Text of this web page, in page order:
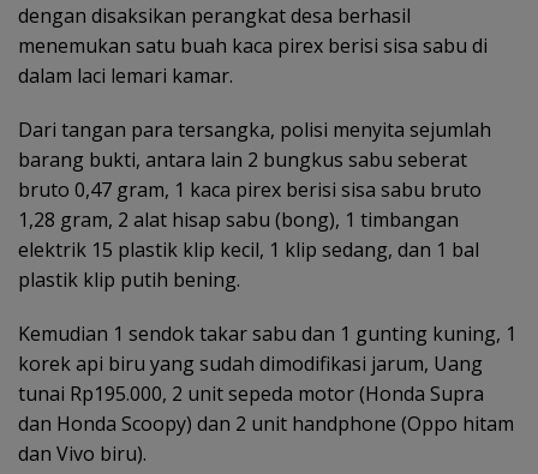
dengan disaksikan perangkat desa berhasil
menemukan satu buah kaca pirex berisi sisa sabu di
dalam laci lemari kamar.
Dari tangan para tersangka, polisi menyita sejumlah
barang bukti, antara lain 2 bungkus sabu seberat
bruto 0,47 gram, 1 kaca pirex berisi sisa sabu bruto
1,28 gram, 2 alat hisap sabu (bong), 1 timbangan
elektrik 15 plastik klip kecil, 1 klip sedang, dan 1 bal
plastik klip putih bening.
Kemudian 1 sendok takar sabu dan 1 gunting kuning, 1
korek api biru yang sudah dimodifikasi jarum, Uang
tunai Rp195.000, 2 unit sepeda motor (Honda Supra
dan Honda Scoopy) dan 2 unit handphone (Oppo hitam
dan Vivo biru).